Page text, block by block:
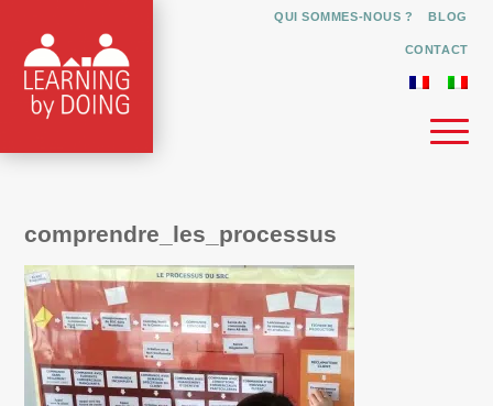
QUI SOMMES-NOUS ? BLOG
CONTACT
comprendre_les_processus